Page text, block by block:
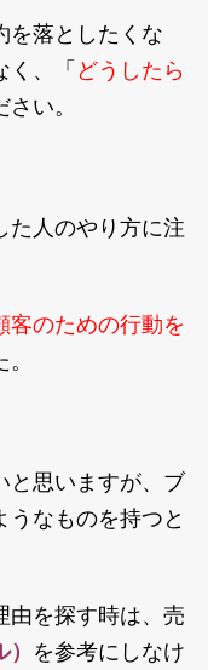
を落としたくな
、「 どうしたら
い。
た人のやり方に注
客のための行動を
と思いますが、ブ
うなものを持つと
由を探す時は、売
を参考にしなけ